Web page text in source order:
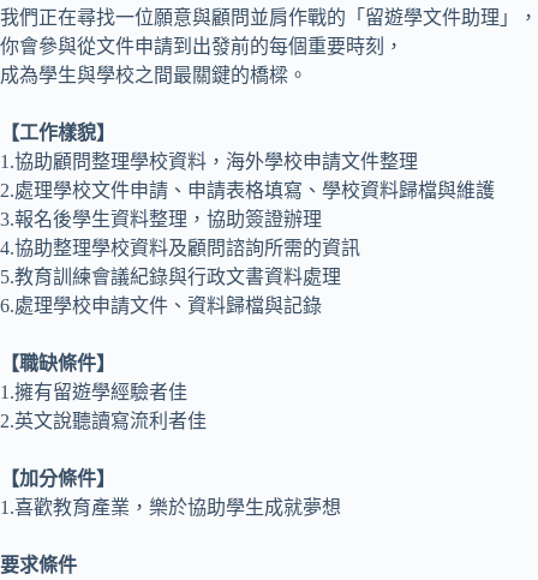
我們正在尋找一位願意與顧問並肩作戰的「留遊學文件助理」，
你會參與從文件申請到出發前的每個重要時刻，
成為學生與學校之間最關鍵的橋樑。
【工作樣貌】
1.協助顧問整理學校資料，海外學校申請文件整理
2.處理學校文件申請、申請表格填寫、學校資料歸檔與維護
3.報名後學生資料整理，協助簽證辦理
4.協助整理學校資料及顧問諮詢所需的資訊
5.教育訓練會議紀錄與行政文書資料處理
6.處理學校申請文件、資料歸檔與記錄
【職缺條件】
1.擁有留遊學經驗者佳
2.英文說聽讀寫流利者佳
【加分條件】
1.喜歡教育產業，樂於協助學生成就夢想
要求條件